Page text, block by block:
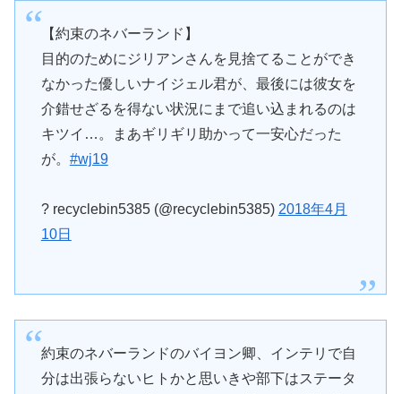
【約束のネバーランド】
目的のためにジリアンさんを見捨てることができ
なかった優しいナイジェル君が、最後には彼女を
介錯せざるを得ない状況にまで追い込まれるのは
キツイ…。まあギリギリ助かって一安心だった
が。 #wj19
? recyclebin5385 (@recyclebin5385) 2018年4月
10日
約束のネバーランドのバイヨン卿、インテリで自
分は出張らないヒトかと思いきや部下はステータ